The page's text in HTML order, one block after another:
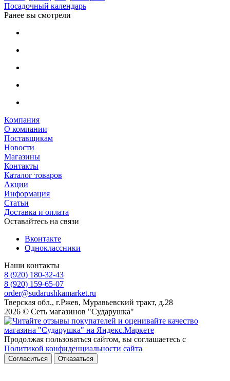
Посадочный календарь
Ранее вы смотрели
Компания
О компании
Поставщикам
Новости
Магазины
Контакты
Каталог товаров
Акции
Информация
Статьи
Доставка и оплата
Оставайтесь на связи
Вконтакте
Одноклассники
Наши контакты
8 (920) 180-32-43
8 (920) 159-65-07
order@sudarushkamarket.ru
Тверская обл., г.Ржев, Муравьевский тракт, д.28
2026 © Сеть магазинов "Сударушка"
Продолжая пользоваться сайтом, вы соглашаетесь с
Политикой конфиденциальности сайта
Согласиться Отказаться